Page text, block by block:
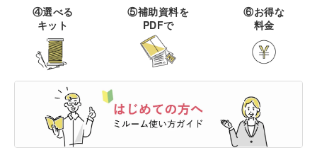
リボン刺繍
ビーズ刺繍
フランス刺繍
ソウタシエ
パステルアート
色鉛筆
水彩画
ネイルケア
ジェルネイル
レジンアクセサリー
ワイヤーアクセサリー
ビーズアクセサリー
マーブルキャンドル
スイーツキャンドル
ソイキャンドル
ジェルキャンドル
カリグラフィー
上絵付け
ポーセラーツ
トールペイント
筆文字
ペン字
すべて
ペーパーアート
カルトナージュ
すべて
羊毛フェルト
ぬいぐるみ
クラフト
ライフスタイル
すべて
暮らし
パーソナルカラー
すべて
ピラティス
クッキング
すべて
ビジネス
すべてカメラ・写真
④選べる
キット
⑤補助資料を
PDFで
⑥お得な
料金